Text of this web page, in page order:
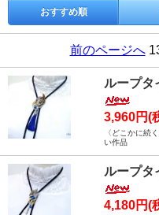
おすすめ順
前のページへ
ループタ
3,960円(
〈どこかに続
い作品
ループタ
4,180円(